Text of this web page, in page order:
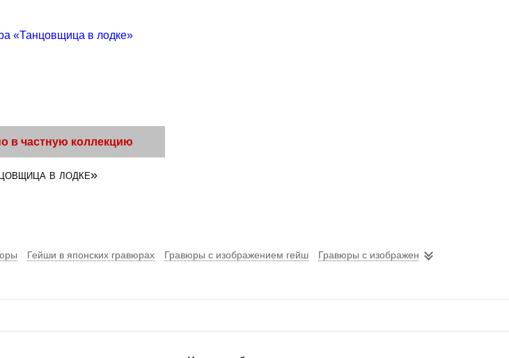
в частную коллекцию
в лодке»
Гейши в японских гравюрах Гравюры с изображением гейш Гравюры с изображением самураев